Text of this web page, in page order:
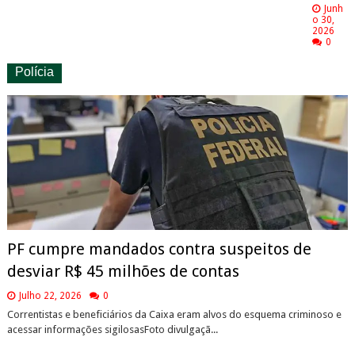
Junh
o 30,
2026
0
Polícia
PF cumpre mandados contra suspeitos de
desviar R$ 45 milhões de contas
Julho 22, 2026 0
Correntistas e beneficiários da Caixa eram alvos do esquema criminoso e
acessar informações sigilosasFoto divulgaçã...